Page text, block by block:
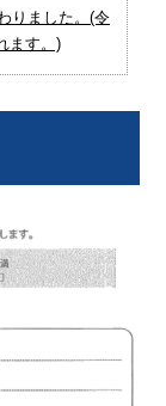
りました。(令
ます。)